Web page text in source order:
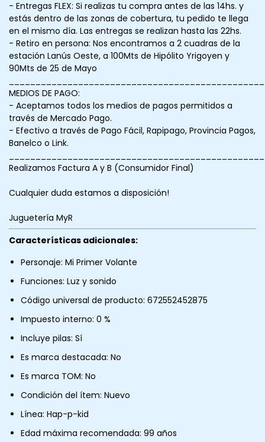
- Entregas FLEX: Si realizas tu compra antes de las 14hs. y
estás dentro de las zonas de cobertura, tu pedido te llega
en el mismo día. Las entregas se realizan hasta las 22hs.
- Retiro en persona: Nos encontramos a 2 cuadras de la
estación Lanús Oeste, a 100Mts de Hipólito Yrigoyen y
90Mts de 25 de Mayo
MEDIOS DE PAGO:
- Aceptamos todos los medios de pagos permitidos a
través de Mercado Pago.
- Efectivo a través de Pago Fácil, Rapipago, Provincia Pagos,
Banelco o Link.
Realizamos Factura A y B (Consumidor Final)
Cualquier duda estamos a disposición!
Juguetería MyR
Características adicionales:
Personaje: Mi Primer Volante
Funciones: Luz y sonido
Código universal de producto: 672552452875
Impuesto interno: 0 %
Incluye pilas: Sí
Es marca destacada: No
Es marca TOM: No
Condición del ítem: Nuevo
Línea: Hap-p-kid
Edad máxima recomendada: 99 años